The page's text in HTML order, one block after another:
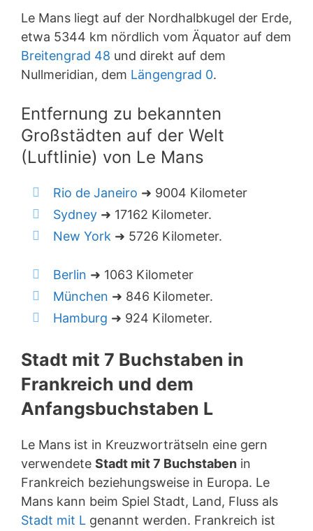
Le Mans liegt auf der Nordhalbkugel der Erde,
etwa 5344 km nördlich vom Äquator auf dem
Breitengrad 48 und direkt auf dem
Nullmeridian, dem Längengrad 0.
Entfernung zu bekannten
Großstädten auf der Welt
(Luftlinie) von Le Mans
Rio de Janeiro ➜ 9004 Kilometer
Sydney ➜ 17162 Kilometer.
New York ➜ 5726 Kilometer.
Berlin ➜ 1063 Kilometer
München ➜ 846 Kilometer.
Hamburg ➜ 924 Kilometer.
Stadt mit 7 Buchstaben in
Frankreich und dem
Anfangsbuchstaben L
Le Mans ist in Kreuzworträtseln eine gern
verwendete Stadt mit 7 Buchstaben in
Frankreich beziehungsweise in Europa. Le
Mans kann beim Spiel Stadt, Land, Fluss als
Stadt mit L genannt werden. Frankreich ist